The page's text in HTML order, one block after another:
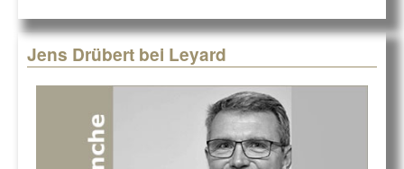
Jens Drübert bei Leyard